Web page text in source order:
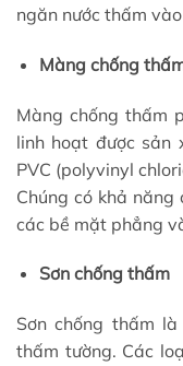
ngăn nước thấm
Màng chống
Màng chống thấm
linh hoạt được sản
PVC (polyvinyl
Chúng có khả
các bề mặt phẳng
Sơn chống thấm
Sơn chống thấm
thấm tường. Các